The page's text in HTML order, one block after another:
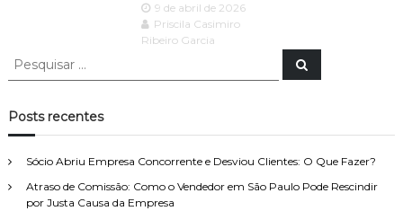
o
t
9 de abril de 2026
Priscila Casimiro
Ribeiro Garcia
P
q
u
s
a
P
e
s
r
Posts recentes
Sócio Abriu Empresa Concorrente e Desviou Clientes: O Que Fazer?
Atraso de Comissão: Como o Vendedor em São Paulo Pode Rescindir
por Justa Causa da Empresa